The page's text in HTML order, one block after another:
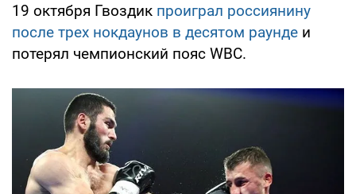
19 октября Гвоздик проиграл россиянину
после трех нокдаунов в десятом раунде и
потерял чемпионский пояс WBC.